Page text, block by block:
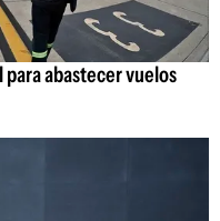
abastecer vuelos